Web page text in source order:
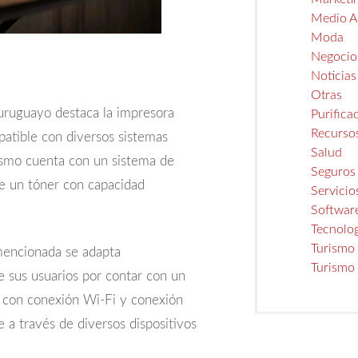
destaca la impresora
con diversos sistemas
cuenta con un sistema de
un tóner con capacidad
se adapta
sus usuarios por contar con un
conexión Wi-Fi y conexión
a través de diversos dispositivos
Medio
Moda
Noticias
Otras
Salud
Seguros
Turismo